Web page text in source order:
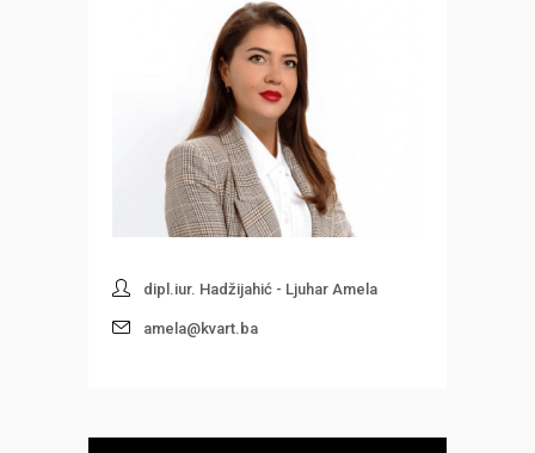
dipl.iur. Hadžijahić - Ljuhar Amela
amela@kvart.ba